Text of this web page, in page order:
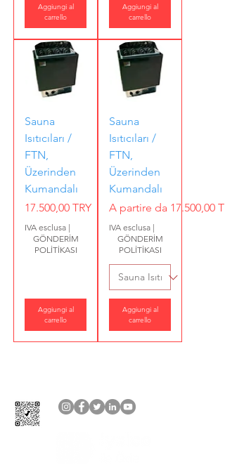
Aggiungi al
carrello
Aggiungi al
carrello
Sauna
Isıtıcıları /
FTN,
Üzerinden
Kumandalı
Prezzo
17.500,00 TRY
IVA esclusa |
GÖNDERİM
POLİTİKASI
Aggiungi al
carrello
Sauna
Isıtıcıları /
FTN,
Üzerinden
Kumandalı
A partire da 17.500,00
Prezzo scontato
IVA esclusa |
GÖNDERİM
POLİTİKASI
Aggiungi al
carrello